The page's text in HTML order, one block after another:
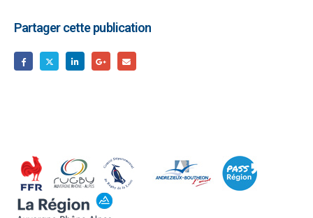
Partager cette publication